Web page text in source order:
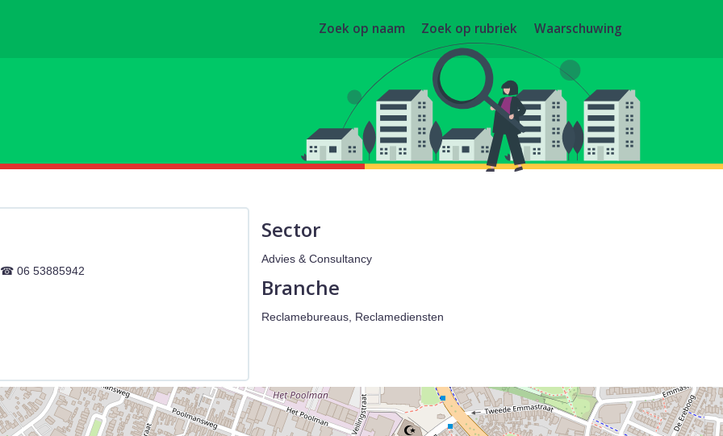
Zoek op naam Zoek op rubriek Waarschuwing
06 53885942
Sector
Advies & Consultancy
Branche
Reclamebureaus, Reclamediensten